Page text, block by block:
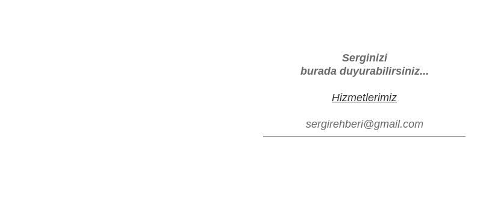
Serginizi
burada duyurabilirsiniz...
Hizmetlerimiz
sergirehberi@gmail.com